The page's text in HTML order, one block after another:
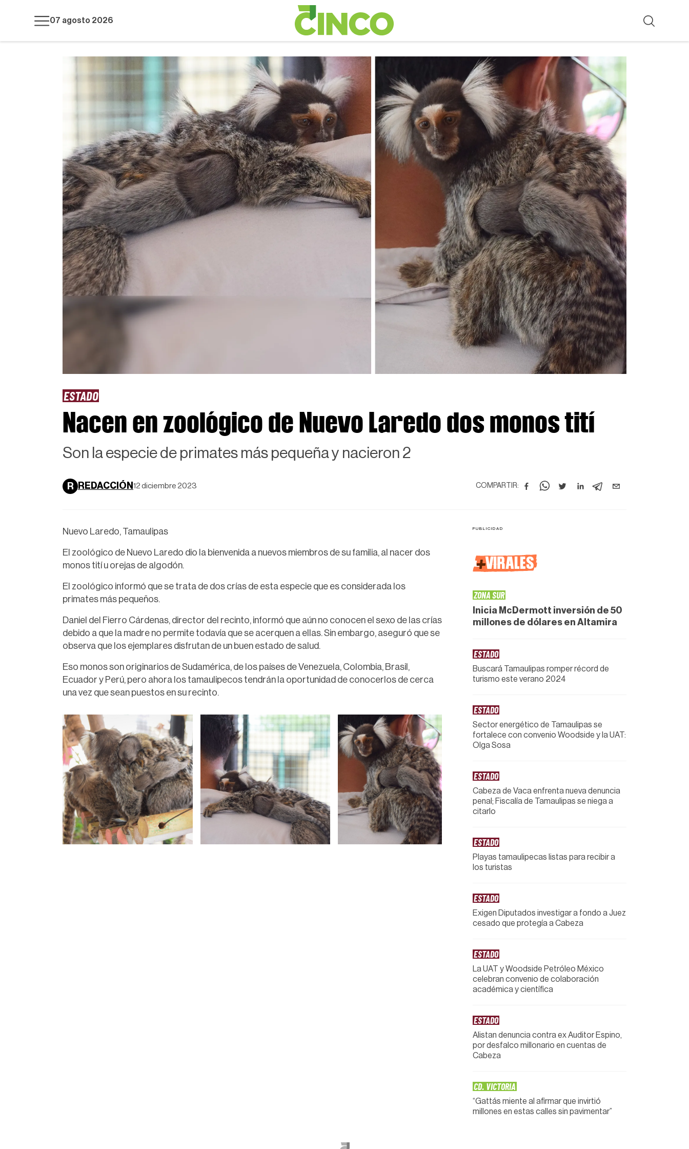
07 agosto 2026
ESTADO
Nacen en zoológico de Nuevo Laredo dos monos tití
Son la especie de primates más pequeña y nacieron 2
R REDACCIÓN 12 diciembre 2023 COMPARTIR:
Nuevo Laredo, Tamaulipas
El zoológico de Nuevo Laredo dio la bienvenida a nuevos miembros de su familia, al nacer dos
monos tití u orejas de algodón.
El zoológico informó que se trata de dos crías de esta especie que es considerada los
primates más pequeños.
Daniel del Fierro Cárdenas, director del recinto, informó que aún no conocen el sexo de las crías
debido a que la madre no permite todavía que se acerquen a ellas. Sin embargo, aseguró que se
observa que los ejemplares disfrutan de un buen estado de salud.
Eso monos son originarios de Sudamérica, de los países de Venezuela, Colombia, Brasil,
Ecuador y Perú, pero ahora los tamaulipecos tendrán la oportunidad de conocerlos de cerca
una vez que sean puestos en su recinto.
+VIRALES
ZONA SUR
Inicia McDermott inversión de 50
millones de dólares en Altamira
ESTADO
Buscará Tamaulipas romper récord de
turismo este verano 2024
ESTADO
Sector energético de Tamaulipas se
fortalece con convenio Woodside y la UAT:
Olga Sosa
ESTADO
Cabeza de Vaca enfrenta nueva denuncia
penal; Fiscalía de Tamaulipas se niega a
citarlo
ESTADO
Playas tamaulipecas listas para recibir a
los turistas
ESTADO
Exigen Diputados investigar a fondo a Juez
cesado que protegía a Cabeza
ESTADO
La UAT y Woodside Petróleo México
celebran convenio de colaboración
académica y científica
ESTADO
Alistan denuncia contra ex Auditor Espino,
por desfalco millonario en cuentas de
Cabeza
CD. VICTORIA
“Gattás miente al afirmar que invirtió
millones en estas calles sin pavimentar”